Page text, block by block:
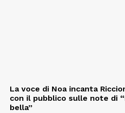
La voce di Noa incanta
con il pubblico sulle note di
bella”